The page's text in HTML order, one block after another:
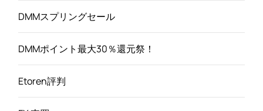
DMMスプリングセール
DMMポイント最大30％還元祭！
Etoren評判